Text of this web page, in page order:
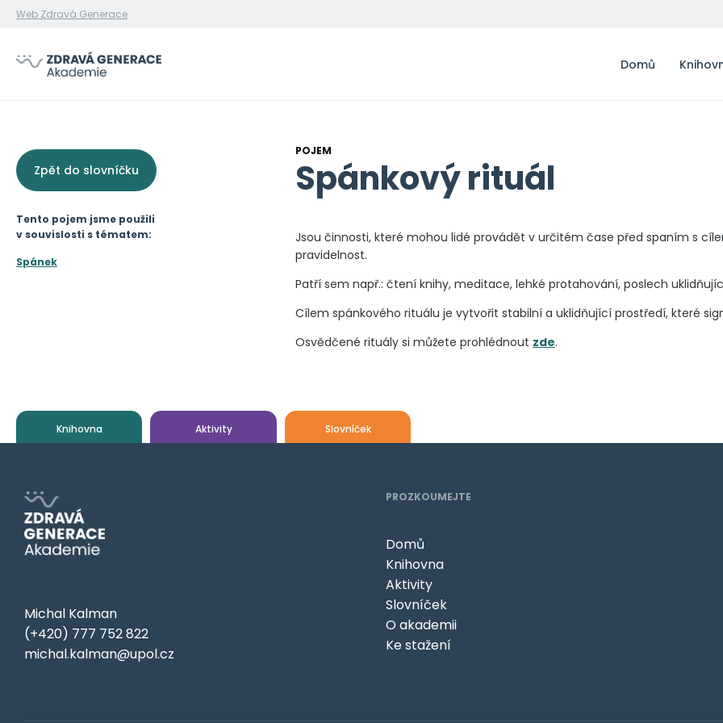
Web Zdravá Generace
Domů
Zpět do slovníčku
Tento pojem jsme použili
v souvislosti s tématem:
Spánek
POJEM
Spánkový rituál
Jsou činnosti, které mohou lidé provádět v určitém čase před spaním s
pravidelnost.
Patří sem např.: čtení knihy, meditace, lehké protahování, poslech
Cílem spánkového rituálu je vytvořit stabilní a uklidňující prostředí, které
Osvědčené rituály si můžete prohlédnout zde.
Knihovna Aktivity Slovníček
Michal Kalman
(+420) 777 752 822
michal.kalman@upol.cz
PROZKOUMEJTE
Domů
Knihovna
Aktivity
Slovníček
O akademii
Ke stažení